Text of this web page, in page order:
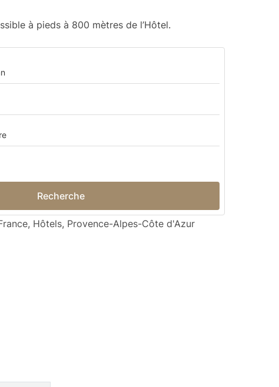
à pieds à 800 mètres de l’Hôtel.
Recherche
, Hôtels, Provence-Alpes-Côte d'Azur